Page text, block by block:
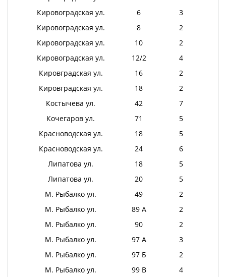
Кировоградская ул.
6
3
Кировоградская ул.
8
2
Кировоградская ул.
10
2
Кировоградская ул.
12/2
4
Кировградская ул.
16
2
Кировградская ул.
18
2
Костычева ул.
42
7
Кочегаров ул.
71
5
Красноводская ул.
18
5
Красноводская ул.
24
6
Липатова ул.
18
5
Липатова ул.
20
5
М. Рыбалко ул.
49
2
М. Рыбалко ул.
89 А
2
М. Рыбалко ул.
90
2
М. Рыбалко ул.
97 А
3
М. Рыбалко ул.
97 Б
2
М. Рыбалко ул.
99 В
4